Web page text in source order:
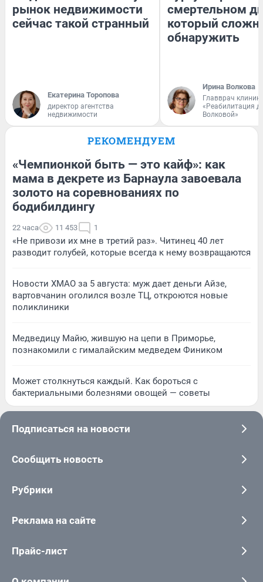
рынок недвижимости
сейчас такой странный
Екатерина Торопова
директор агентства
недвижимости
смертельном
который
обнаружить
Ирина Волкова
Главврач
«Реабилитация
Волковой»
РЕКОМЕНДУЕМ
«Чемпионкой быть — это кайф»: как
мама в декрете из Барнаула завоевала
золото на соревнованиях по
бодибилдингу
22 часа 11 453 1
«Не привози их мне в третий раз». Читинец 40 лет
разводит голубей, которые всегда к нему возвращаются
Новости ХМАО за 5 августа: муж дает деньги Айзе,
вартовчанин оголился возле ТЦ, откроются новые
поликлиники
Медведицу Майю, жившую на цепи в Приморье,
познакомили с гималайским медведем Фиником
Может столкнуться каждый. Как бороться с
бактериальными болезнями овощей — советы
Подписаться на новости
Сообщить новость
Рубрики
Реклама на сайте
Прайс-лист